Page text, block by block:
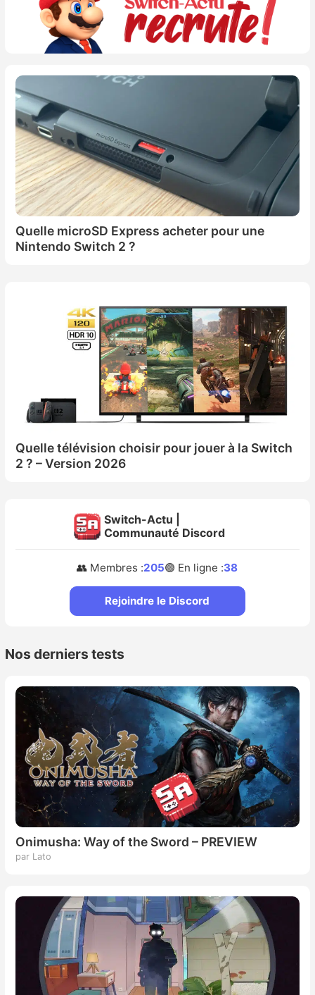
Quelle microSD Express acheter pour une
Nintendo Switch 2 ?
Quelle télévision choisir pour jouer à la Switch
2 ? – Version 2026
Switch-Actu |
Communauté Discord
👥 Membres :205🟢 En ligne :38
Rejoindre le Discord
Nos derniers tests
Onimusha: Way of the Sword – PREVIEW
par Lato